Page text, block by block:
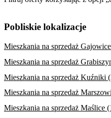
Pobliskie lokalizacje
Mieszkania na sprzedaż
Mieszkania na sprzedaż
Mieszkania na sprzedaż Kuźniki
Mieszkania na sprzedaż
Mieszkania na sprzedaż Maślice